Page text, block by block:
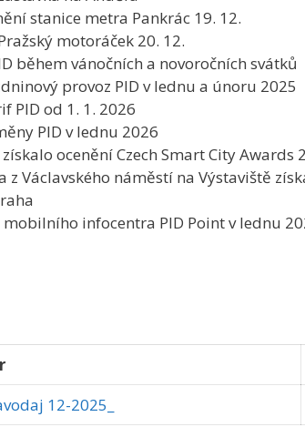
stanice metra Pankrác 19. 12.
motoráček 20. 12.
během vánočních a novoročních svátků
provoz PID v lednu a únoru 2025
PID od 1. 1. 2026
PID v lednu 2026
ocenění Czech Smart City Awards
z Václavského náměstí na Výstaviště
mobilního infocentra PID Point v lednu
12-2025_